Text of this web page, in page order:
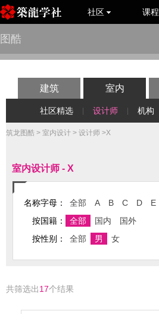
社区 课程
图酷
建筑 室内
社区精选 设计师 机构
筑龙图酷 > 室内设计 > 设计师 >X
室内设计师 - X
名称字母： 全部 A B C D E
按国籍：
全部 国内
国外
按性别：
全部 男 女
共筛选出17个结果